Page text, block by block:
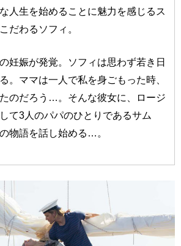
人生を始めることに魅力を感じるス
だわるソフィ。
妊娠が発覚。ソフィは思わず若き日
。ママは一人で私を身ごもった時、
のだろう…。そんな彼女に、ロージ
て3人のパパのひとりであるサム
物語を話し始める…。